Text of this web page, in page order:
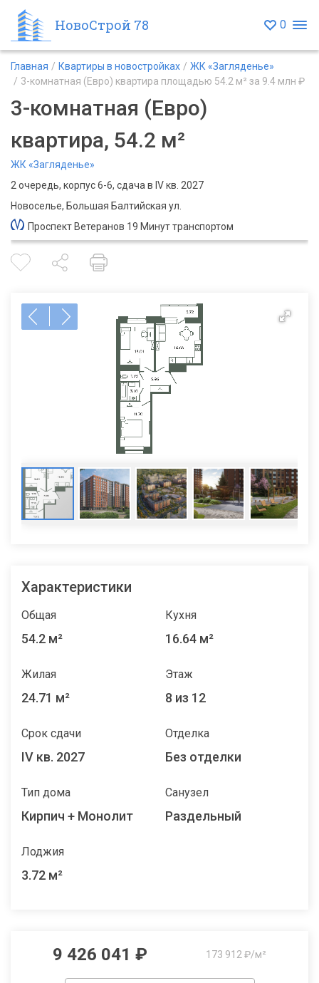
НовоСтрой 78 0
Главная Квартиры в новостройках
ЖК «Загляденье»
3-комнатная (Евро) квартира площадью 54.2 м² за 9.4 млн ₽
3-комнатная (Евро)
квартира, 54.2 м²
ЖК «Загляденье»
2 очередь, корпус 6-6, сдача в IV кв. 2027
Новоселье, Большая Балтийская ул.
Проспект Ветеранов 19 Минут транспортом
Характеристики
Общая
54.2 м²
Кухня
16.64 м²
Жилая
24.71 м²
Этаж
8 из 12
Срок сдачи
IV кв. 2027
Отделка
Без отделки
Тип дома
Кирпич + Монолит
Санузел
Раздельный
Лоджия
3.72 м²
9 426 041 ₽ 173 912 ₽/м²